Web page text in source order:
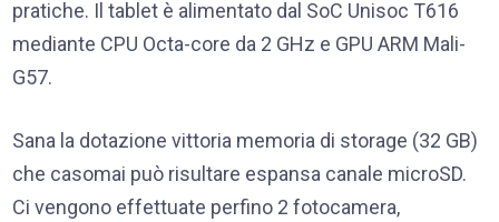
pratiche. Il tablet è alimentato dal SoC Unisoc T616
mediante CPU Octa-core da 2 GHz e GPU ARM Mali-
G57.
Sana la dotazione vittoria memoria di storage (32 GB)
che casomai può risultare espansa canale microSD.
Ci vengono effettuate perfino 2 fotocamera,